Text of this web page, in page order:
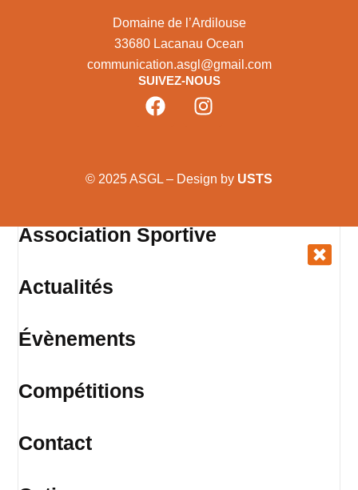
Domaine de l’Ardilouse
33680 Lacanau Ocean
communication.asgl@gmail.com
SUIVEZ-NOUS
© 2025 ASGL – Design by USTS
Association Sportive
Actualités
Évènements
Compétitions
Contact